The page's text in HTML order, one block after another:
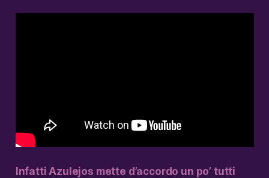
Infatti Azulejos mette d’accordo un po’ tutti